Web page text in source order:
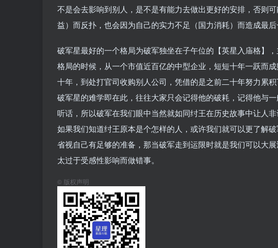
不是会去影响到别人，是不是有能力去做出更好的安排，否则
益）而反扑，也会因为自己的实力不足（国力消耗）而造成最后
破军星最好的一个格局为破军独坐在子午位的【英星入庙格】
格局的时候，从一个市值近百亿的中型企业，短短十年一跃而
十年，到处打官司收购别人公司，凭借的是之前二十年努力累
破军星的难学即在此，往往大家只会记得他的破耗，记得他与
听话，所以破军在我们眼中当然就如同纣王在历史故事中让人
如果我们知道纣王原本是个怎样的人，或许我们就可以更了解
省视自己有足够的准备，那当破军走到运限时就是我们可以大
太过于受感性影响而做错事。
© 版权声明